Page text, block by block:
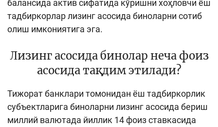
балансида актив сифатида кўришни хоҳловчи ёш
тадбиркорлар лизинг асосида биноларни сотиб
олиш имкониятига эга.
Лизинг асосида бинолар неча фоиз
асосида тақдим этилади?
Тижорат банклари томонидан ёш тадбиркорлик
субъектларига биноларни лизинг асосида бериш
миллий валютада йиллик 14 фоиз ставкасида